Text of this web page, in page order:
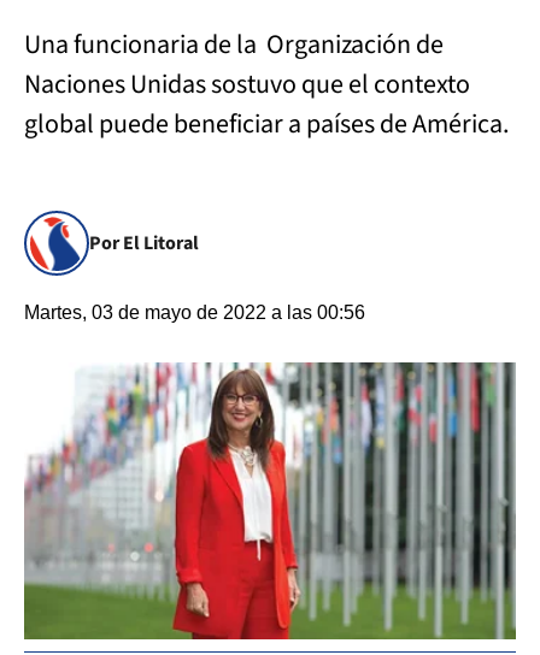
Una funcionaria de la Organización de
Naciones Unidas sostuvo que el contexto
global puede beneficiar a países de América.
Por El Litoral
Martes, 03 de mayo de 2022 a las 00:56